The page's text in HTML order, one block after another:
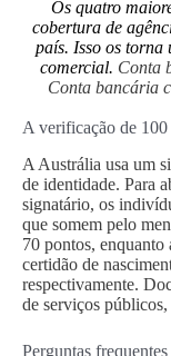
Os quatro
cobertura de
país. Isso os torna
comercial. Conta
Conta bancária
A verificação de
A Austrália usa um
de identidade. Para
signatário, os
que somem pelo
70 pontos, enquanto
certidão de
respectivamente.
de serviços
Perguntas